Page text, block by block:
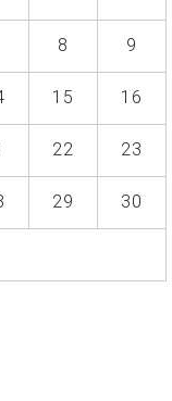
8 9
15 16
22 23
29 30